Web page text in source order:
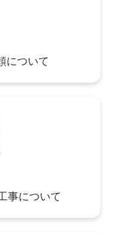
について
事について